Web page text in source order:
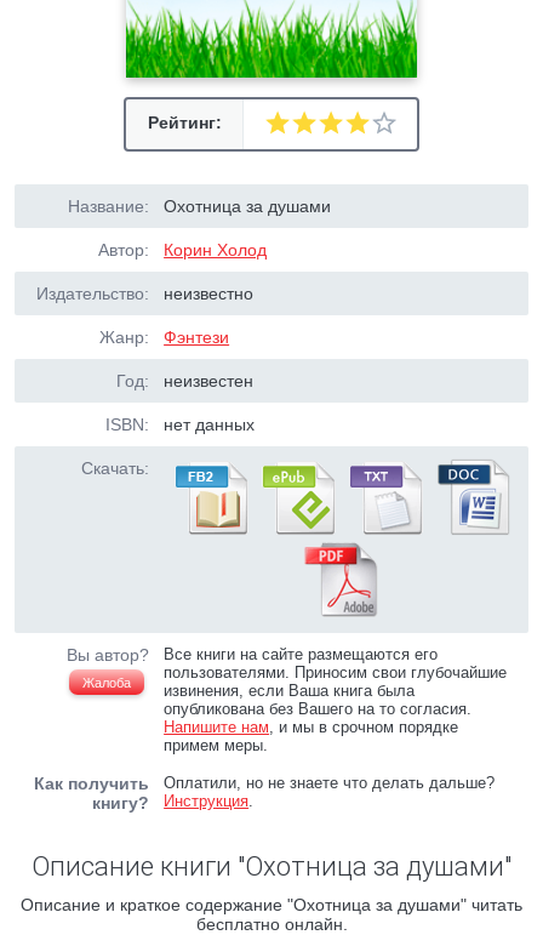
Рейтинг:
Название: Охотница за душами
Автор: Корин Холод
Издательство: неизвестно
Жанр: Фэнтези
Год: неизвестен
ISBN: нет данных
Скачать:
Вы автор?
Жалоба
Все книги на сайте размещаются его
пользователями. Приносим свои глубочайшие
извинения, если Ваша книга была
опубликована без Вашего на то согласия.
Напишите нам, и мы в срочном порядке
примем меры.
Как получить
книгу?
Оплатили, но не знаете что делать дальше?
Инструкция.
Описание книги "Охотница за душами"
Описание и краткое содержание "Охотница за душами" читать
бесплатно онлайн.